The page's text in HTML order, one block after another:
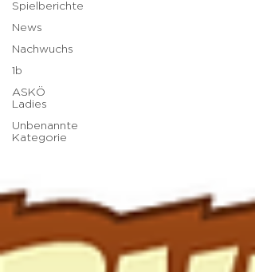
Spielberichte
News
Nachwuchs
1b
ASKÖ
Ladies
Unbenannte
Kategorie